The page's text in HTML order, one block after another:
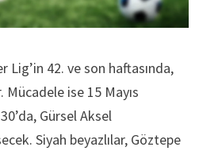
Lig’in 42. ve son haftasında,
ise 15 Mayıs
Gürsel Aksel
Siyah beyazlılar, Göztepe